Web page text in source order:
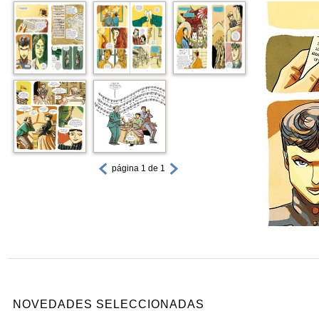
página 1 de 1
NOVEDADES SELECCIONADAS